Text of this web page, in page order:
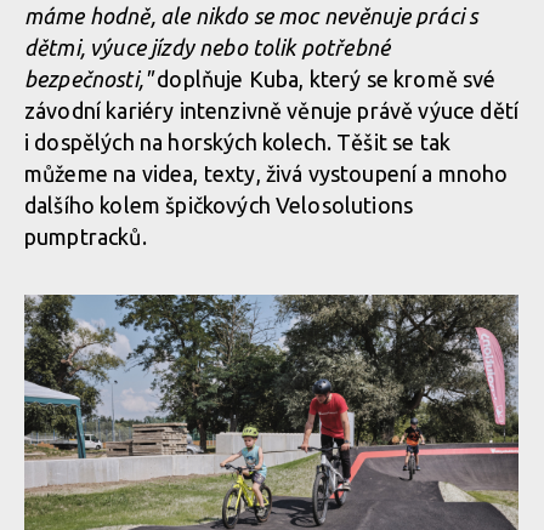
Kuba Hejl novým ambasadorem Velosolutions v ČR
Kuba Hejl novým ambasadorem Velosolutions v ČR
máme hodně, ale nikdo se moc nevěnuje práci s
dětmi, výuce jízdy nebo tolik potřebné
bezpečnosti,"doplňuje Kuba, který se kromě své
závodní kariéry intenzivně věnuje právě výuce dětí
i dospělých na horských kolech. Těšit se tak
můžeme na videa, texty, živá vystoupení a mnoho
dalšího kolem špičkových Velosolutions
pumptracků.